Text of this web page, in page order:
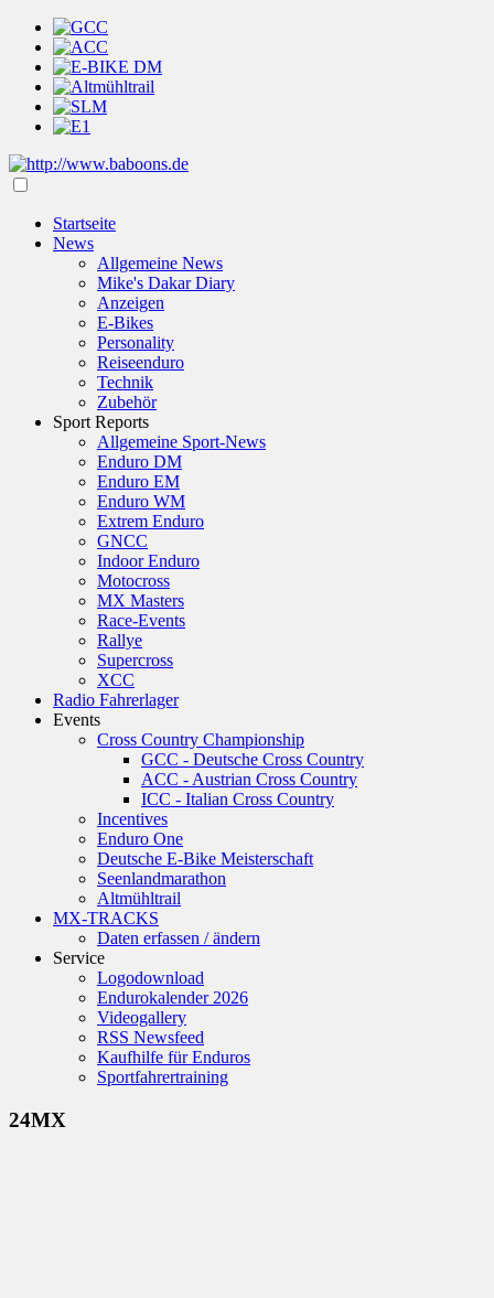
Startseite
News
Allgemeine News
Mike's Dakar Diary
Anzeigen
E-Bikes
Personality
Reiseenduro
Technik
Zubehör
Sport Reports
Allgemeine Sport-News
Enduro DM
Enduro EM
Enduro WM
Extrem Enduro
GNCC
Indoor Enduro
Motocross
MX Masters
Race-Events
Rallye
Supercross
XCC
Radio Fahrerlager
Events
Cross Country Championship
GCC - Deutsche Cross Country
ACC - Austrian Cross Country
ICC - Italian Cross Country
Incentives
Enduro One
Deutsche E-Bike Meisterschaft
Seenlandmarathon
Altmühltrail
MX-TRACKS
Daten erfassen / ändern
Service
Logodownload
Endurokalender 2026
Videogallery
RSS Newsfeed
Kaufhilfe für Enduros
Sportfahrertraining
24MX